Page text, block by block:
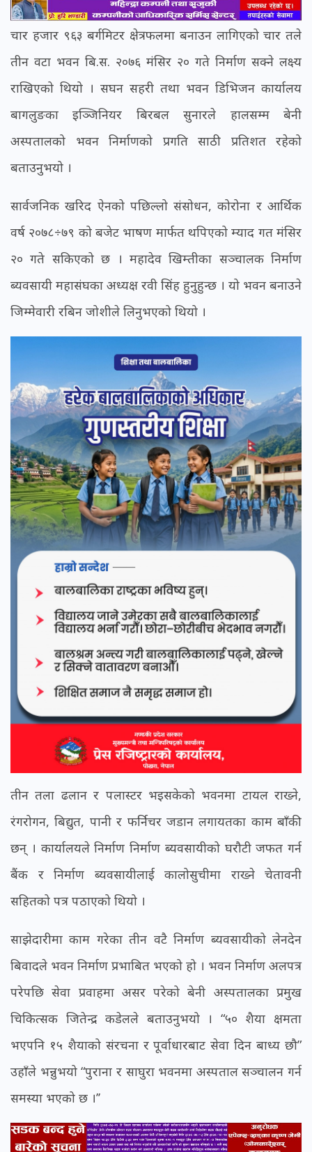
चार हजार ९६३ बर्गमिटर क्षेत्रफलमा बनाउन लागिएको चार तले
तीन वटा भवन बि.स. २०७६ मंसिर २० गते निर्माण सक्ने लक्ष्य
राखिएको थियो । सघन सहरी तथा भवन डिभिजन कार्यालय
बागलुङका इञ्जिनियर बिरबल सुनारले हालसम्म बेनी
अस्पतालको भवन निर्माणको प्रगति साठी प्रतिशत रहेको
बताउनुभयो ।
सार्वजनिक खरिद ऐनको पछिल्लो संसोधन, कोरोना र आर्थिक
वर्ष २०७८÷७९ को बजेट भाषण मार्फत थपिएको म्याद गत मंसिर
२० गते सकिएको छ । महादेव खिम्तीका सञ्चालक निर्माण
ब्यवसायी महासंघका अध्यक्ष रवी सिंह हुनुहुन्छ । यो भवन बनाउने
जिम्मेवारी रबिन जोशीले लिनुभएको थियो ।
तीन तला ढलान र पलास्टर भइसकेको भवनमा टायल राख्ने,
रंगरोगन, बिद्युत, पानी र फर्निचर जडान लगायतका काम बाँकी
छन् । कार्यालयले निर्माण निर्माण ब्यवसायीको घरौटी जफत गर्न
बैंक र निर्माण ब्यवसायीलाई कालोसुचीमा राख्ने चेतावनी
सहितको पत्र पठाएको थियो ।
साझेदारीमा काम गरेका तीन वटै निर्माण ब्यवसायीको लेनदेन
बिवादले भवन निर्माण प्रभाबित भएको हो । भवन निर्माण अलपत्र
परेपछि सेवा प्रवाहमा असर परेको बेनी अस्पतालका प्रमुख
चिकित्सक जितेन्द्र कडेलले बताउनुभयो । “५० शैया क्षमता
भएपनि १५ शैयाको संरचना र पूर्वाधारबाट सेवा दिन बाध्य छौ”
उहाँले भन्नुभयो “पुराना र साघुरा भवनमा अस्पताल सञ्चालन गर्न
समस्या भएको छ ।’’